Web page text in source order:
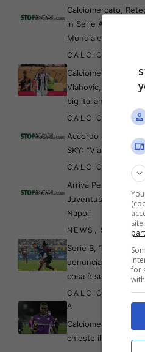
Calciomercato,
in Serie A in prestito
Mondiale: la svolta
CALCIOMERCATO
Calciomercato:
Vlahovic, l’ha già
big italiana – SUN
Accordo con la
SKY: “Via libera per
Arriva Perin in porta:
Juventus strappa
Napoli
NEWS SERIE B
Serie B, 16 in
denuncia shock,
cosa è successo
A
Calciomercato: arriva
chiesto il nuovo
for